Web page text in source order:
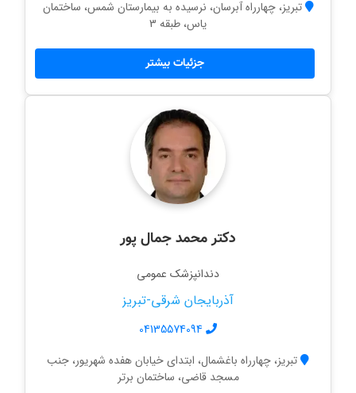
تبریز، چهارراه آبرسان، نرسیده به بیمارستان شمس، ساختمان
یاس، طبقه 3
جزئیات بیشتر
دکتر محمد جمال پور
دندانپزشک عمومی
آذربایجان شرقی-تبریز
04135574094
تبریز، چهارراه باغشمال، ابتدای خیابان هفده شهریور، جنب
مسجد قاضی، ساختمان برتر